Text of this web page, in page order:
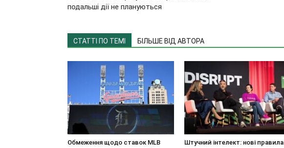
подальші дії не плануються
СТАТТІ ПО ТЕМІ БІЛЬШЕ ВІД АВТОРА
Обмеження щодо ставок MLB
Штучний інтелект: нові правила